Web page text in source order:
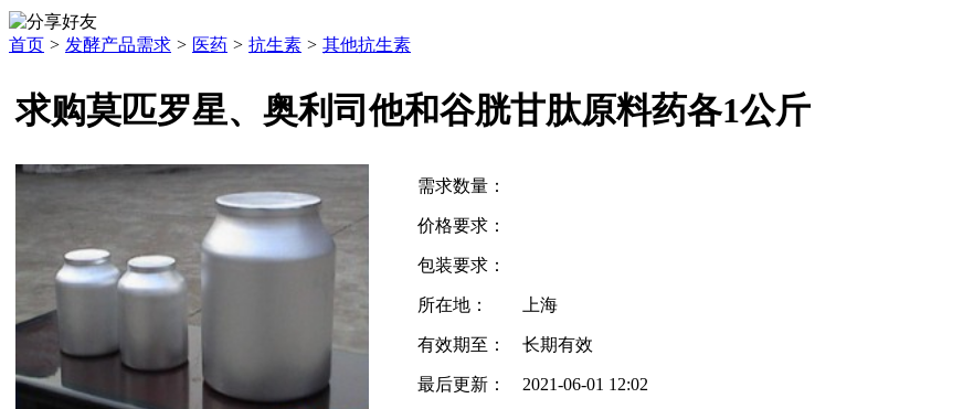
首页 > 发酵产品需求 > 医药 > 抗生素 > 其他抗生素
求购莫匹罗星、奥利司他和谷胱甘肽原料药各1公斤
需求数量：
价格要求：
包装要求：
所在地： 上海
有效期至： 长期有效
最后更新： 2021-06-01 12:02